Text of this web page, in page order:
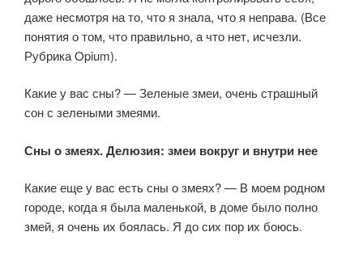
даже несмотря на то, что я знала, что я неправа. (Все
понятия о том, что правильно, а что нет, исчезли.
Рубрика Opium).
Какие у вас сны? — Зеленые змеи, очень страшный
сон с зелеными змеями.
Сны о змеях. Делюзия: змеи вокруг и внутри нее
Какие еще у вас есть сны о змеях? — В моем родном
городе, когда я была маленькой, в доме было полно
змей, я очень их боялась. Я до сих пор их боюсь.